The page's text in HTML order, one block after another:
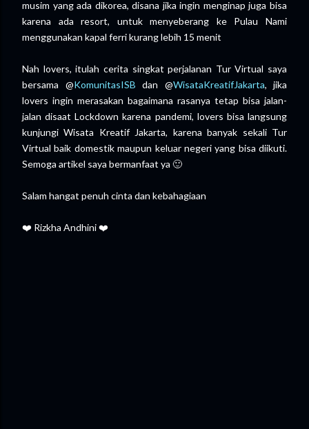
musim yang ada dikorea, disana jika ingin menginap juga bisa
karena ada resort, untuk menyeberang ke Pulau Nami
menggunakan kapal ferri kurang lebih 15 menit
Nah lovers, itulah cerita singkat perjalanan Tur Virtual saya
bersama @KomunitasISB dan @WisataKreatifJakarta, jika
lovers ingin merasakan bagaimana rasanya tetap bisa jalan-
jalan disaat Lockdown karena pandemi, lovers bisa langsung
kunjungi Wisata Kreatif Jakarta, karena banyak sekali Tur
Virtual baik domestik maupun keluar negeri yang bisa diikuti.
Semoga artikel saya bermanfaat ya 🙂
Salam hangat penuh cinta dan kebahagiaan
❤️ Rizkha Andhini ❤️